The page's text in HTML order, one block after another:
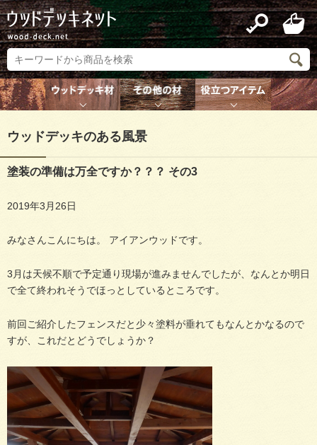
ウッドデッキのある風景
塗装の準備は万全ですか？？？ その3
2019年3月26日
みなさんこんにちは。 アイアンウッドです。
3月は天候不順で予定通り現場が進みませんでしたが、なんとか明日
で全て終われそうでほっとしているところです。
前回ご紹介したフェンスだと少々塗料が垂れてもなんとかなるので
すが、これだとどうでしょうか？